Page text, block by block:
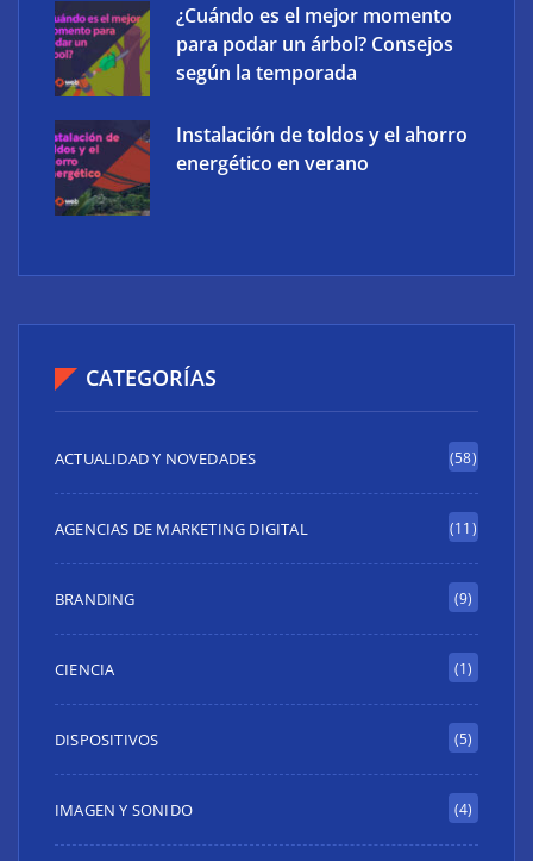
¿Cuándo es el mejor momento
para podar un árbol? Consejos
según la temporada
Instalación de toldos y el ahorro
energético en verano
CATEGORÍAS
ACTUALIDAD Y NOVEDADES (58)
AGENCIAS DE MARKETING DIGITAL (11)
BRANDING (9)
CIENCIA (1)
DISPOSITIVOS (5)
IMAGEN Y SONIDO (4)